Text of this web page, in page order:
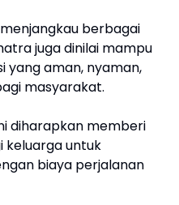
berbagai
juga dinilai mampu
yang aman, nyaman,
masyarakat.
diharapkan memberi
keluarga untuk
biaya perjalanan